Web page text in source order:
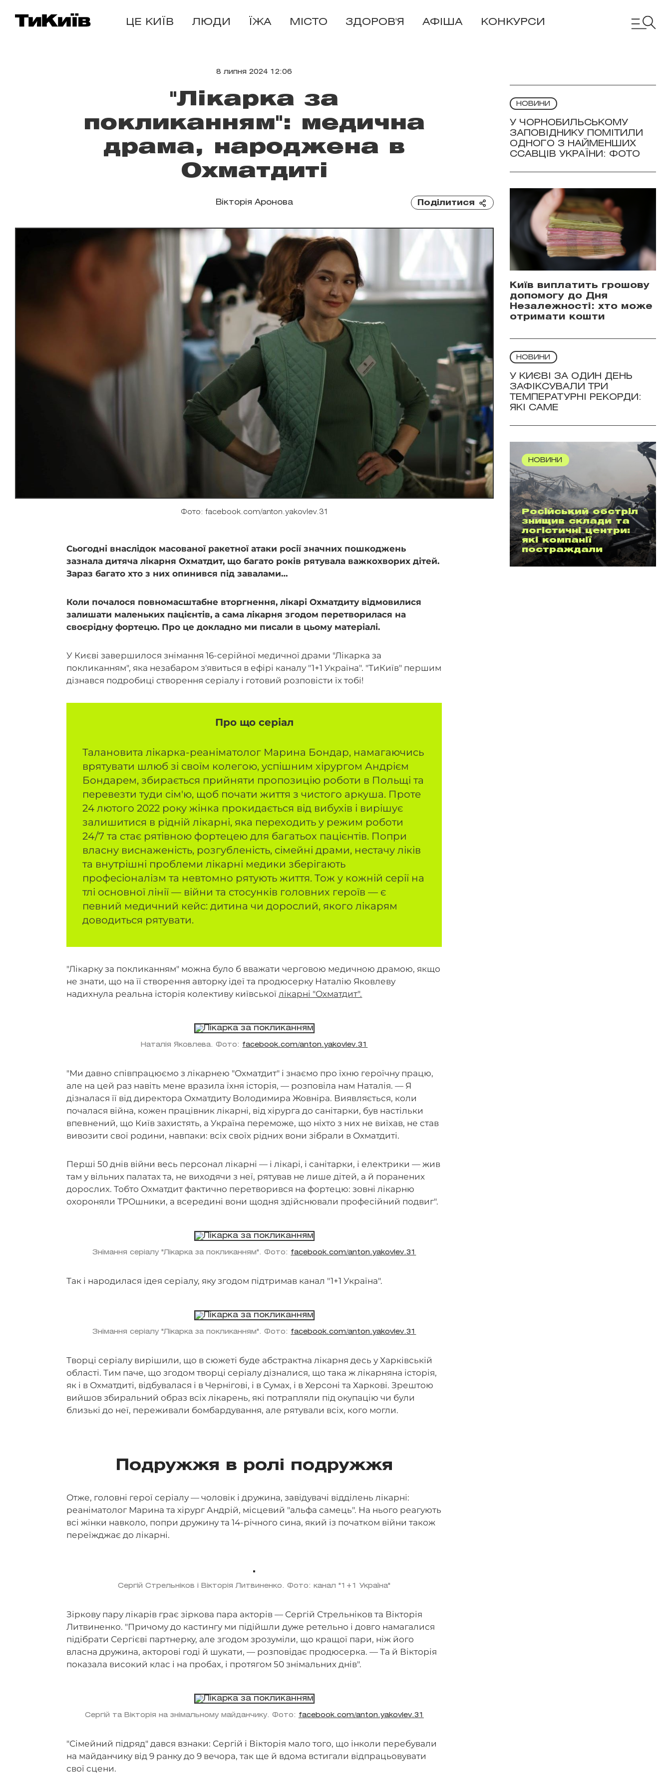
ЦЕ КИЇВ ЛЮДИ ЇЖА МІСТО ЗДОРОВ'Я АФІША КОНКУРСИ
8 липня 2024 12:06
"Лікарка за
покликанням": медична
драма, народжена в
Охматдиті
Вікторія Аронова Поділитися
Фото: facebook.com/anton.yakovlev.31
Сьогодні внаслідок масованої ракетної атаки росії значних пошкоджень
зазнала дитяча лікарня Охматдит, що багато років рятувала важкохворих дітей.
Зараз багато хто з них опинився під завалами…
Коли почалося повномасштабне вторгнення, лікарі Охматдиту відмовилися
залишати маленьких пацієнтів, а сама лікарня згодом перетворилася на
своєрідну фортецю. Про це докладно ми писали в цьому матеріалі.
У Києві завершилося знімання 16-серійної медичної драми "Лікарка за
покликанням", яка незабаром з'явиться в ефірі каналу "1+1 Україна". "ТиКиїв" першим
дізнався подробиці створення серіалу і готовий розповісти їх тобі!
Про що серіал
Талановита лікарка-реаніматолог Марина Бондар, намагаючись
врятувати шлюб зі своїм колегою, успішним хірургом Андрієм
Бондарем, збирається прийняти пропозицію роботи в Польщі та
перевезти туди сім'ю, щоб почати життя з чистого аркуша. Проте
24 лютого 2022 року жінка прокидається від вибухів і вирішує
залишитися в рідній лікарні, яка переходить у режим роботи
24/7 та стає рятівною фортецею для багатьох пацієнтів. Попри
власну виснаженість, розгубленість, сімейні драми, нестачу ліків
та внутрішні проблеми лікарні медики зберігають
професіоналізм та невтомно рятують життя. Тож у кожній серії на
тлі основної лінії — війни та стосунків головних героїв — є
певний медичний кейс: дитина чи дорослий, якого лікарям
доводиться рятувати.
"Лікарку за покликанням" можна було б вважати черговою медичною драмою, якщо
не знати, що на її створення авторку ідеї та продюсерку Наталію Яковлеву
надихнула реальна історія колективу київської лікарні "Охматдит".
Наталія Яковлева. Фото: facebook.com/anton.yakovlev.31
"Ми давно співпрацюємо з лікарнею "Охматдит" і знаємо про їхню героїчну працю,
але на цей раз навіть мене вразила їхня історія, — розповіла нам Наталія. — Я
дізналася її від директора Охматдиту Володимира Жовніра. Виявляється, коли
почалася війна, кожен працівник лікарні, від хірурга до санітарки, був настільки
впевнений, що Київ захистять, а Україна переможе, що ніхто з них не виїхав, не став
вивозити свої родини, навпаки: всіх своїх рідних вони зібрали в Охматдиті.
Перші 50 днів війни весь персонал лікарні — і лікарі, і санітарки, і електрики — жив
там у вільних палатах та, не виходячи з неї, рятував не лише дітей, а й поранених
дорослих. Тобто Охматдит фактично перетворився на фортецю: зовні лікарню
охороняли ТРОшники, а всередині вони щодня здійснювали професійний подвиг".
Знімання серіалу "Лікарка за покликанням". Фото: facebook.com/anton.yakovlev.31
Так і народилася ідея серіалу, яку згодом підтримав канал "1+1 Україна".
Знімання серіалу "Лікарка за покликанням". Фото: facebook.com/anton.yakovlev.31
Творці серіалу вирішили, що в сюжеті буде абстрактна лікарня десь у Харківській
області. Тим паче, що згодом творці серіалу дізналися, що така ж лікарняна історія,
як і в Охматдиті, відбувалася і в Чернігові, і в Сумах, і в Херсоні та Харкові. Зрештою
вийшов збиральний образ всіх лікарень, які потрапляли під окупацію чи були
близькі до неї, переживали бомбардування, але рятували всіх, кого могли.
Подружжя в ролі подружжя
Отже, головні герої серіалу — чоловік і дружина, завідувачі відділень лікарні:
реаніматолог Марина та хірург Андрій, місцевий "альфа самець". На нього реагують
всі жінки навколо, попри дружину та 14-річного сина, який із початком війни також
переїжджає до лікарні.
Сергій Стрельніков і Вікторія Литвиненко. Фото: канал "1+1 Україна"
Зіркову пару лікарів грає зіркова пара акторів — Сергій Стрельніков та Вікторія
Литвиненко. "Причому до кастингу ми підійшли дуже ретельно і довго намагалися
підібрати Сергієві партнерку, але згодом зрозуміли, що кращої пари, ніж його
власна дружина, акторові годі й шукати, — розповідає продюсерка. — Та й Вікторія
показала високий клас і на пробах, і протягом 50 знімальних днів".
Сергій та Вікторія на знімальному майданчику. Фото: facebook.com/anton.yakovlev.31
"Сімейний підряд" дався взнаки: Сергій і Вікторія мало того, що інколи перебували
на майданчику від 9 ранку до 9 вечора, так ще й вдома встигали відпрацьовувати
свої сцени.
НОВИНИ
У ЧОРНОБИЛЬСЬКОМУ
ЗАПОВІДНИКУ ПОМІТИЛИ
ОДНОГО З НАЙМЕНШИХ
ССАВЦІВ УКРАЇНИ: ФОТО
Київ виплатить грошову
допомогу до Дня
Незалежності: хто може
отримати кошти
НОВИНИ
У КИЄВІ ЗА ОДИН ДЕНЬ
ЗАФІКСУВАЛИ ТРИ
ТЕМПЕРАТУРНІ РЕКОРДИ:
ЯКІ САМЕ
НОВИНИ
Російський обстріл
знищив склади та
логістичні центри:
які компанії
постраждали